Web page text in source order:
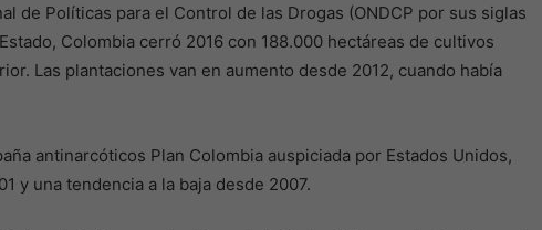
de Políticas para el Control de las Drogas (ONDCP por sus siglas
Colombia cerró 2016 con 188.000 hectáreas de cultivos
Las plantaciones van en aumento desde 2012, cuando había
antinarcóticos Plan Colombia auspiciada por Estados Unidos,
y una tendencia a la baja desde 2007.